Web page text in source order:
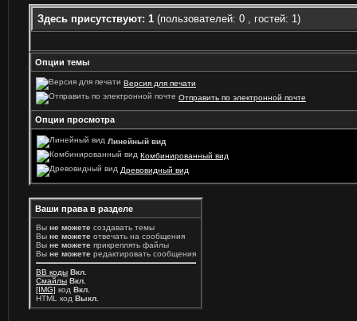
Здесь присутствуют: 1 (пользователей: 0 , гостей: 1)
Опции темы
Версия для печати
Отправить по электронной почте
Опции просмотра
Линейный вид
Комбинированный вид
Древовидный вид
Ваши права в разделе
Вы не можете создавать темы
Вы не можете отвечать на сообщения
Вы не можете прикреплять файлы
Вы не можете редактировать сообщения
BB коды Вкл.
Смайлы Вкл.
[IMG] код Вкл.
HTML код Выкл.